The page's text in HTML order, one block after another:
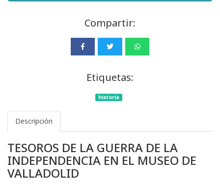
Compartir:
Etiquetas:
historia
Descripción
TESOROS DE LA GUERRA DE LA
INDEPENDENCIA EN EL MUSEO DE
VALLADOLID